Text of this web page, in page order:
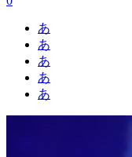
あ
あ
あ
あ
あ